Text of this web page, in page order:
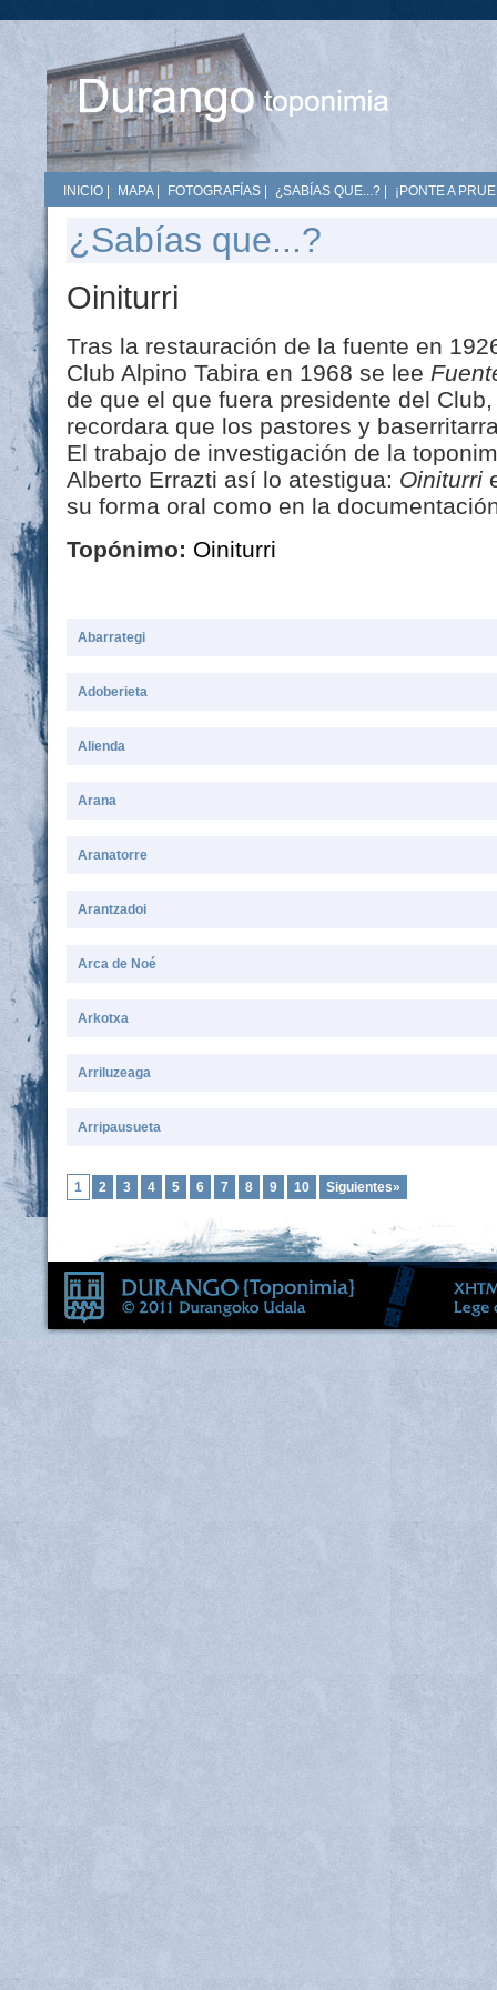
INICIO MAPA| FOTOGRAFÍAS ¿SABÍAS QUE...? ¡PONTE A
¿Sabías que...?
Oiniturri
Tras la restauración de la fuente en
Club Alpino Tabira en 1968 se lee
de que el que fuera presidente del
recordara que los pastores y
El trabajo de investigación de la
Alberto Errazti así lo atestigua: Oiniturri
su forma oral como en la
Topónimo: Oiniturri
Abarrategi
Adoberieta
Alienda
Arana
Aranatorre
Arantzadoi
Arca de Noé
Arkotxa
Arriluzeaga
Arripausueta
1 2 3 4 5 6 7 8 9 10 Siguientes»